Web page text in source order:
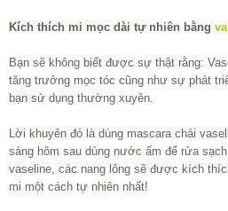
Kích thích mi mọc dài tự nhiên bằng
Bạn sẽ không biết được sự thật rằng:
tăng trưởng mọc tóc cũng như sự phát
bạn sử dụng thường xuyên.
Lời khuyên đó là dùng mascara chải
sáng hôm sau dùng nước ấm để rửa
vaseline, các nang lông sẽ được kích
mi một cách tự nhiên nhất!